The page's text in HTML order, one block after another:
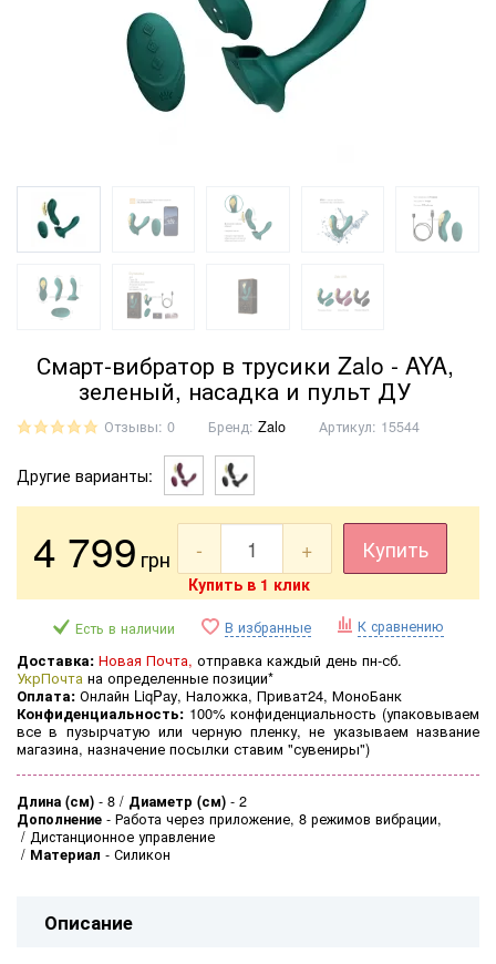
Смарт-вибратор в трусики Zalo - AYA,
зеленый, насадка и пульт ДУ
Отзывы: 0 Бренд: Zalo Артикул: 15544
Другие варианты:
4 799 грн - + Купить
Купить в 1 клик
Есть в наличии В избранные К сравнению
Доставка: Новая Почта, отправка каждый день пн-сб.
УкрПочта на определенные позиции*
Оплата: Онлайн LiqPay, Наложка, Приват24, МоноБанк
Конфиденциальность: 100% конфиденциальность (упаковываем
все в пузырчатую или черную пленку, не указываем название
магазина, назначение посылки ставим "сувениры")
Длина (см) - 8 Диаметр (см) - 2
Дополнение - Работа через приложение, 8 режимов вибрации,
Дистанционное управление
Материал - Силикон
Описание